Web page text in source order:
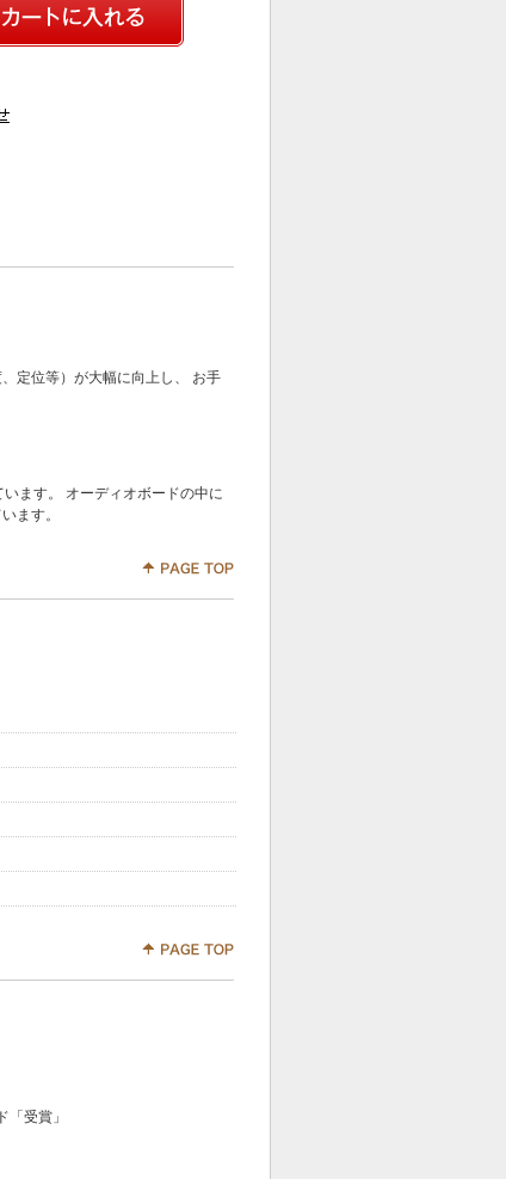
定位等）が大幅に向上し、 お手
ます。 オーディオボードの中に
ます。
受賞」